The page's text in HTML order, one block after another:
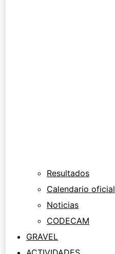
Resultados
Calendario oficial
Noticias
CODECAM
GRAVEL